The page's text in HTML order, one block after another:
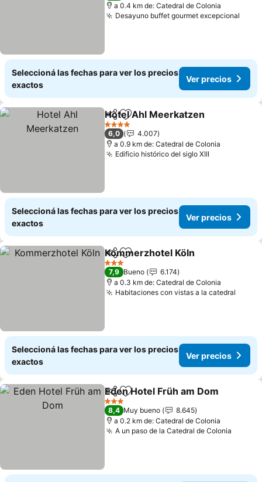
a 0.4 km de: Catedral de Colonia
Desayuno buffet gourmet excepcional
Seleccioná las fechas para ver los precios
exactos
Ver precios
CompartirAñadir a favoritos
Hotel Ahl Meerkatzen
4 Estrellas
6,0
4.007
a 0.9 km de: Catedral de Colonia
Edificio histórico del siglo XIIIVer precios
Seleccioná las fechas para ver los precios
exactos
Ver precios
CompartirAñadir a favoritos
Kommerzhotel Köln
3 Estrellas
7,9 Bueno
6.174
a 0.3 km de: Catedral de Colonia
Habitaciones con vistas a la catedral
Seleccioná las fechas para ver los precios
exactos
Ver precios
CompartirAñadir a favoritos
Eden Hotel Früh am Dom
3 Estrellas
8,4 Muy bueno
8.645
a 0.2 km de: Catedral de Colonia
A un paso de la Catedral de Colonia